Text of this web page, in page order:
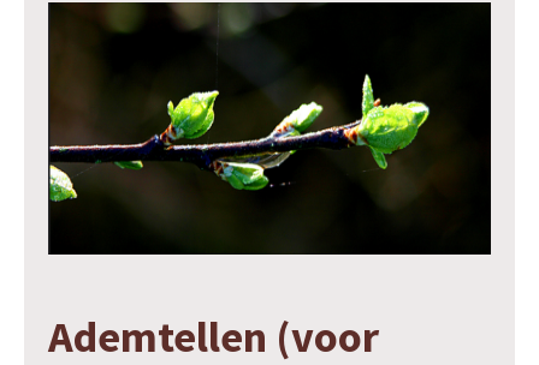
Ademtellen (voor